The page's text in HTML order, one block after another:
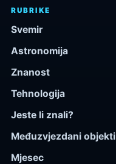
RUBRIKE
Svemir
Astronomija
Znanost
Tehnologija
Jeste li znali?
Međuzvjezdani objekti
Mjesec